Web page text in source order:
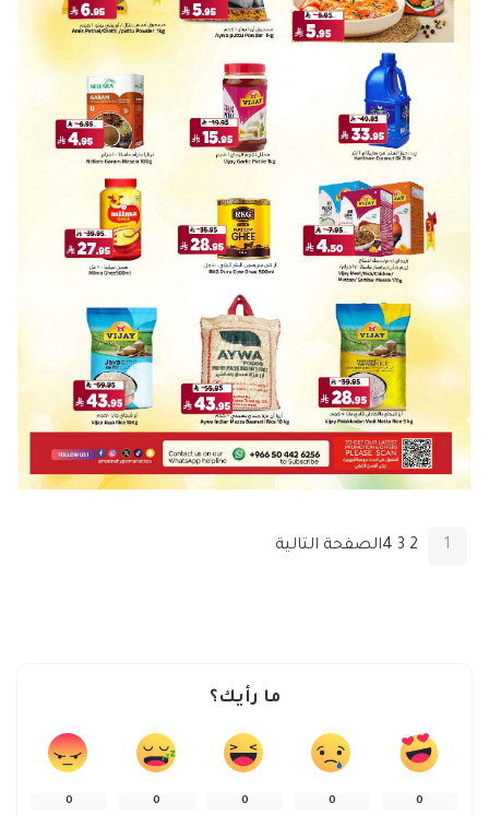
1
2
3
4الصفحة التالية
ما رأيك؟
0
0
0
0
0